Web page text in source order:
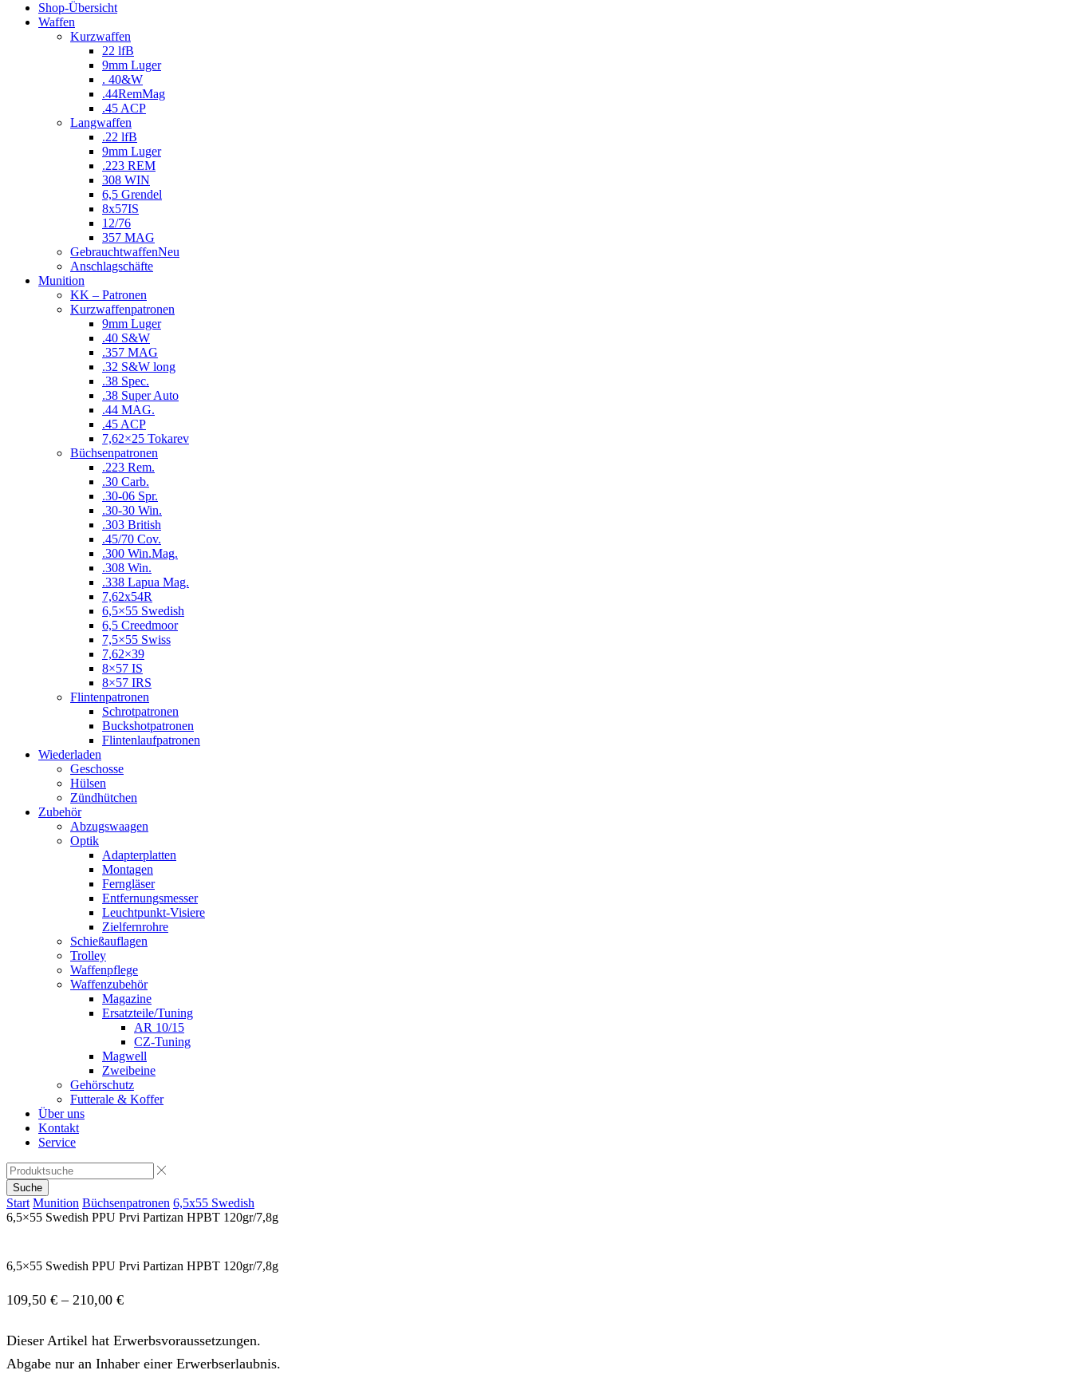
Shop-Übersicht
Waffen
Kurzwaffen
22 lfB
9mm Luger
. 40&W
.44RemMag
.45 ACP
Langwaffen
.22 lfB
9mm Luger
.223 REM
308 WIN
6,5 Grendel
8x57IS
12/76
357 MAG
GebrauchtwaffenNeu
Anschlagschäfte
Munition
KK – Patronen
Kurzwaffenpatronen
9mm Luger
.40 S&W
.357 MAG
.32 S&W long
.38 Spec.
.38 Super Auto
.44 MAG.
.45 ACP
7,62×25 Tokarev
Büchsenpatronen
.223 Rem.
.30 Carb.
.30-06 Spr.
.30-30 Win.
.303 British
.45/70 Cov.
.300 Win.Mag.
.308 Win.
.338 Lapua Mag.
7,62x54R
6,5×55 Swedish
6,5 Creedmoor
7,5×55 Swiss
7,62×39
8×57 IS
8×57 IRS
Flintenpatronen
Schrotpatronen
Buckshotpatronen
Flintenlaufpatronen
Wiederladen
Geschosse
Hülsen
Zündhütchen
Zubehör
Abzugswaagen
Optik
Adapterplatten
Montagen
Ferngläser
Entfernungsmesser
Leuchtpunkt-Visiere
Zielfernrohre
Schießauflagen
Trolley
Waffenpflege
Waffenzubehör
Magazine
Ersatzteile/Tuning
AR 10/15
CZ-Tuning
Magwell
Zweibeine
Gehörschutz
Futterale & Koffer
Über uns
Kontakt
Service
Suche
Start Munition Büchsenpatronen 6,5x55 Swedish
6,5×55 Swedish PPU Prvi Partizan HPBT 120gr/7,8g
6,5×55 Swedish PPU Prvi Partizan HPBT 120gr/7,8g
109,50 € – 210,00 €
Dieser Artikel hat Erwerbsvoraussetzungen.
Abgabe nur an Inhaber einer Erwerbserlaubnis.